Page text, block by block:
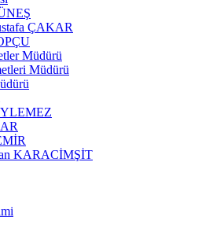
ÇAKAR
Müdürü
Müdürü
KARACİMŞİT